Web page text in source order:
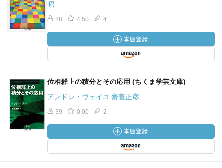
昭
88 4.50 4
位相群上の積分とその応用 (ちくま学芸文庫)
アンドレ・ヴェイユ 齋藤正彦
39 0.00 2